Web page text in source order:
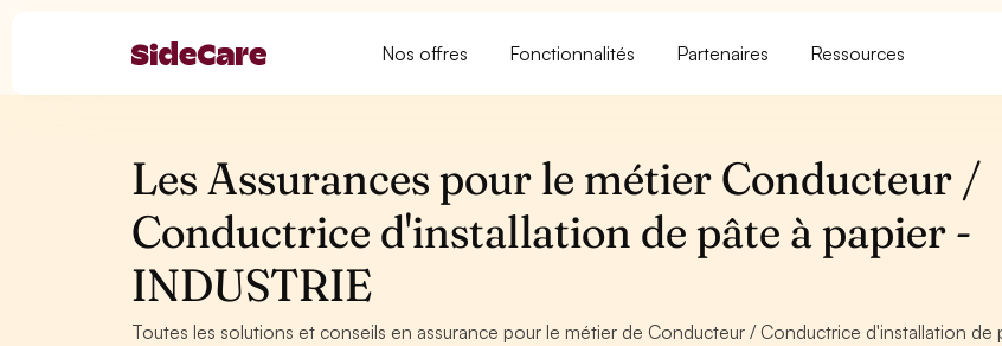
Nos offres Fonctionnalités Partenaires Ressources
Les Assurances pour le métier Conducteur /
Conductrice d'installation de pâte à papier -
INDUSTRIE
Toutes les solutions et conseils en assurance pour le métier de Conducteur / Conductrice d'installation de